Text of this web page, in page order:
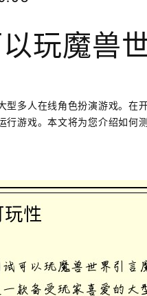
玩魔兽
型多人在线角色扮演游戏。在
行游戏。本文将为您介绍如何